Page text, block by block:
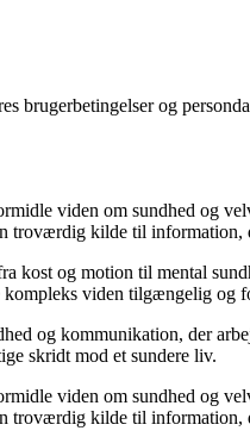
brugerbetingelser og
viden om sundhed og
troværdig kilde til information,
kost og motion til mental
viden tilgængelig og
og kommunikation, der
skridt mod et sundere liv.
viden om sundhed og
troværdig kilde til information,